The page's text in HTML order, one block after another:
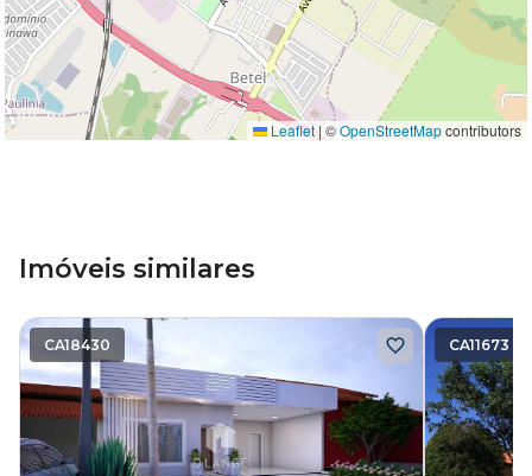
Leaflet | ©OpenStreetMapcontributors
Imóveis similares
CA18430 CA11673